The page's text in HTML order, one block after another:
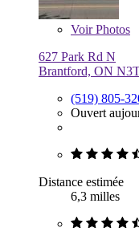
VoirPhotos
627 Park Rd N
Brantford, ON
(519) 805-
Ouvert
Distance estimée
6,3 milles